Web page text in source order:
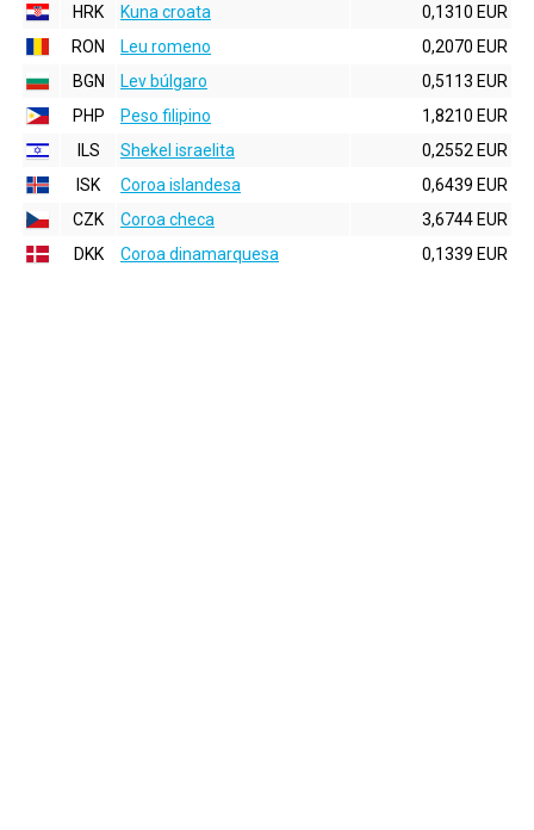
HRK
Kuna croata
0,1310 EUR
RON
Leu romeno
0,2070 EUR
BGN
Lev búlgaro
0,5113 EUR
PHP
Peso filipino
1,8210 EUR
ILS
Shekel israelita
0,2552 EUR
ISK
Coroa islandesa
0,6439 EUR
CZK
Coroa checa
3,6744 EUR
DKK
Coroa dinamarquesa 0,1339 EUR